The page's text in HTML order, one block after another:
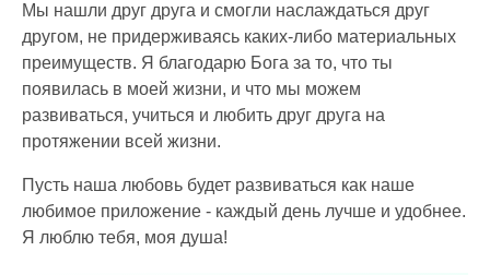
Мы нашли друг друга и смогли наслаждаться друг
другом, не придерживаясь каких-либо материальных
преимуществ. Я благодарю Бога за то, что ты
появилась в моей жизни, и что мы можем
развиваться, учиться и любить друг друга на
протяжении всей жизни.
Пусть наша любовь будет развиваться как наше
любимое приложение - каждый день лучше и удобнее.
Я люблю тебя, моя душа!